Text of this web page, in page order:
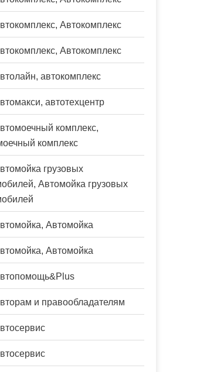
Автокомплекс
Автокомплекс
автокомплекс
автотехцентр
комплекс,
комплекс
грузовых
Автомойка грузовых
Автомойка
Автомойка
и правообладателям